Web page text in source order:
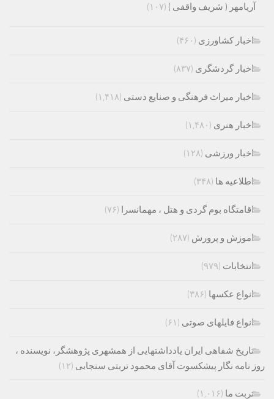
آریامهر ( شریف واقفی ) (۱۰۷)
اخبار کشاورزی (۴۶۰)
اخبار گردشگری (۸۳۷)
اخبار میراث فرهنگی و صنایع دستی (۱,۴۱۸)
اخبار هنری (۱,۴۸۰)
اخبار ورزشی (۱۲۸)
اطلاعیه ها (۳۴۸)
اقامتگاه بوم گردی و هتل ، مهمانسرا (۷۶)
اموزش و پرورش (۲۸۷)
انتخابات (۹۷۹)
انواع عکسها (۳۸۶)
انواع فایلهای صوتی (۶۱)
تاریخ شفاهی ایران یادداشتهایی از همشهری پژوهشگر، نویسنده ،
روز نامه نگار پیشکسوت آقای محمود تربتی سنجابی (۱۲)
تربت ما (۱,۰۱۶)